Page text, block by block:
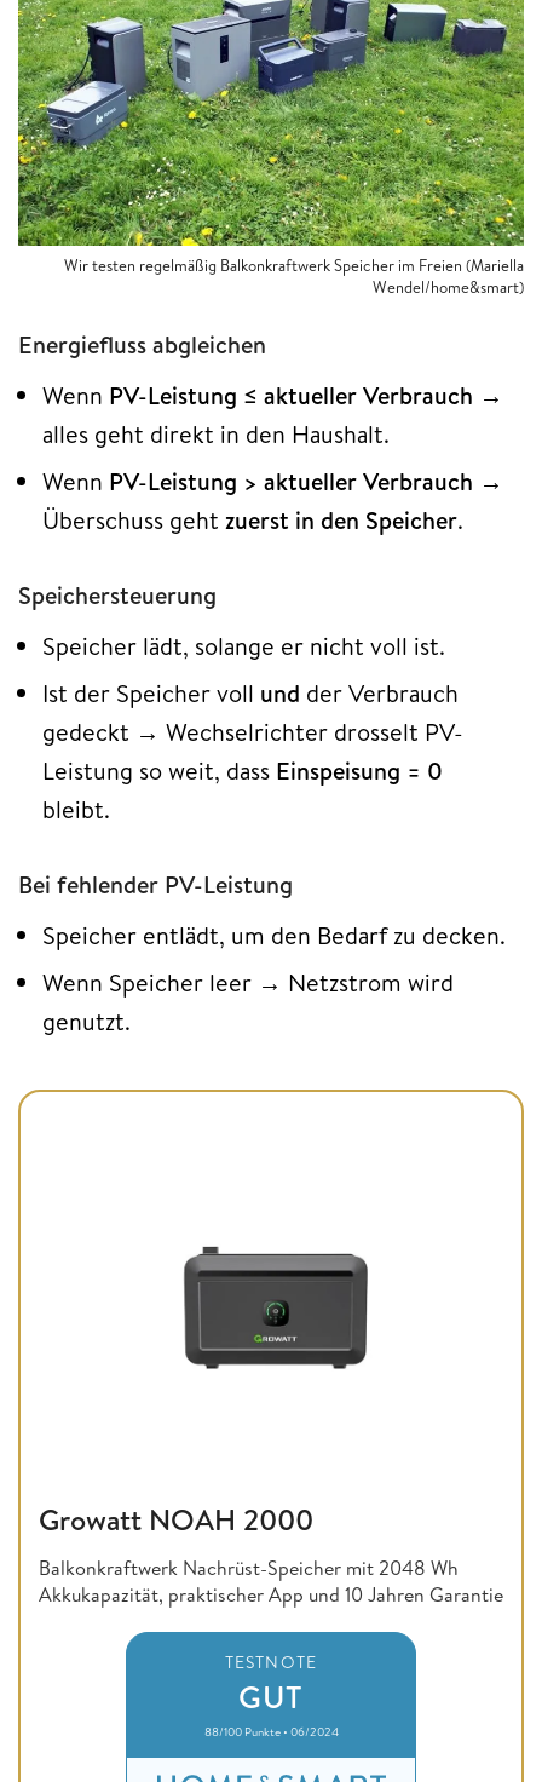
Wir testen regelmäßig Balkonkraftwerk Speicher im Freien (Mariella
Wendel/home&smart)
Energiefluss abgleichen
Wenn PV-Leistung ≤ aktueller Verbrauch →
alles geht direkt in den Haushalt.
Wenn PV-Leistung > aktueller Verbrauch →
Überschuss geht zuerst in den Speicher.
Speichersteuerung
Speicher lädt, solange er nicht voll ist.
Ist der Speicher voll und der Verbrauch
gedeckt → Wechselrichter drosselt PV-
Leistung so weit, dass Einspeisung = 0
bleibt.
Bei fehlender PV-Leistung
Speicher entlädt, um den Bedarf zu decken.
Wenn Speicher leer → Netzstrom wird
genutzt.
Growatt NOAH 2000
Balkonkraftwerk Nachrüst-Speicher mit 2048 Wh
Akkukapazität, praktischer App und 10 Jahren Garantie
TESTNOTE
GUT
88/100 Punkte • 06/2024